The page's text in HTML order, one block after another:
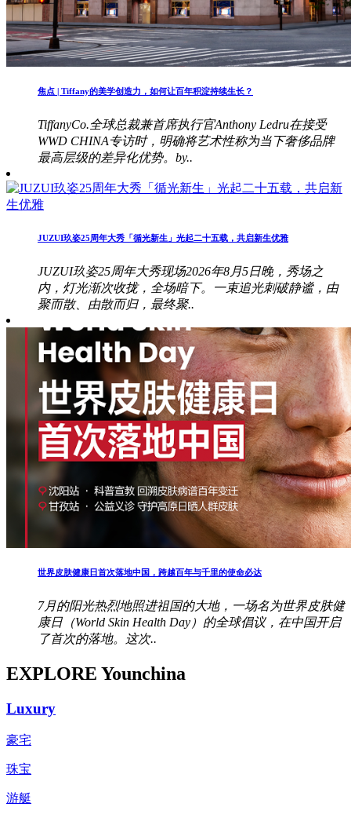
焦点 | Tiffany的美学创造力，如何让百年积淀持续生长？
TiffanyCo.全球总裁兼首席执行官Anthony Ledru在接受
WWD CHINA专访时，明确将艺术性称为当下奢侈品牌
最高层级的差异化优势。by..
JUZUI玖姿25周年大秀「循光新生」光起二十五载，共启新生优雅
JUZUI玖姿25周年大秀现场2026年8月5日晚，秀场之
内，灯光渐次收拢，全场暗下。一束追光刺破静谧，由
聚而散、由散而归，最终聚..
世界皮肤健康日首次落地中国，跨越百年与千里的使命必达
7月的阳光热烈地照进祖国的大地，一场名为世界皮肤健
康日（World Skin Health Day）的全球倡议，在中国开启
了首次的落地。这次..
EXPLORE Younchina
Luxury
豪宅
珠宝
游艇